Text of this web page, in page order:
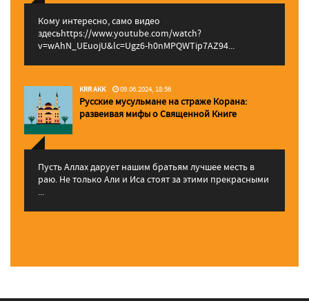
Кому интересно, само видео
здесьhttps://www.youtube.com/watch?
v=wAhN_UEuojU&lc=Ugz6-h0nMPQWTip7AZ94...
KRR AKK 09.06.2024, 18:56
Русские мусульмане на страже Корана:
pазвеивая мифы о Священной Книге
Пусть Аллах дарует нашим братьям лучшее месть в
раю. Не только Али и Иса стоят за этими прекрасными
...